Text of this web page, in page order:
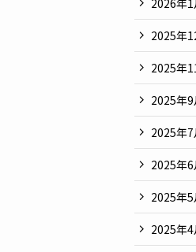
2025年
2025年
2025年9
2025年7
2025年6
2025年5
2025年4